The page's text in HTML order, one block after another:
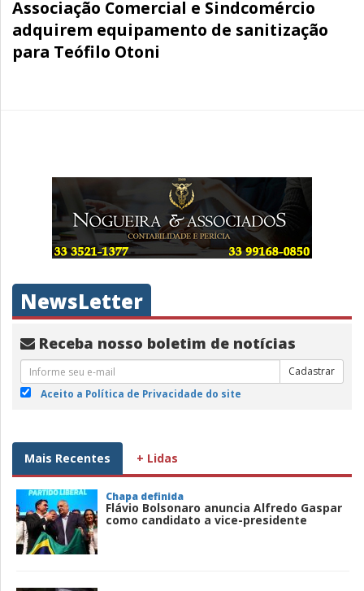
Associação Comercial e Sindcomércio
adquirem equipamento de sanitização
para Teófilo Otoni
NewsLetter
Receba nosso boletim de notícias
Cadastrar
Aceito a Política de Privacidade do site
Mais Recentes + Lidas
Chapa definida
Flávio Bolsonaro anuncia Alfredo Gaspar
como candidato a vice-presidente